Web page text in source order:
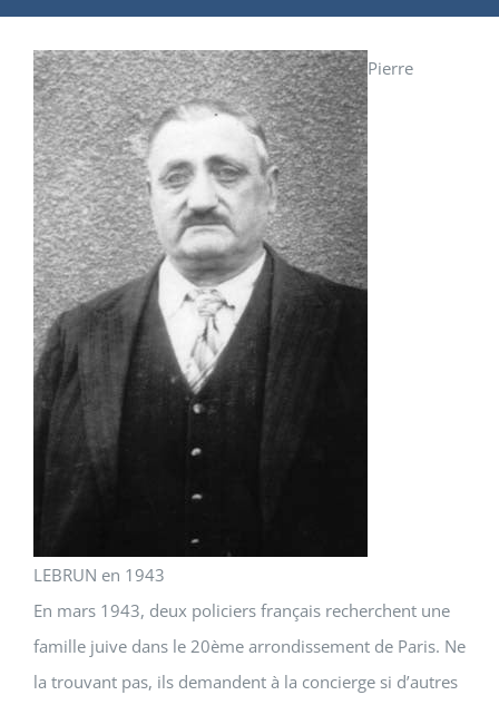
Pierre
LEBRUN en 1943
En mars 1943, deux policiers français recherchent une
famille juive dans le 20ème arrondissement de Paris. Ne
la trouvant pas, ils demandent à la concierge si d’autres